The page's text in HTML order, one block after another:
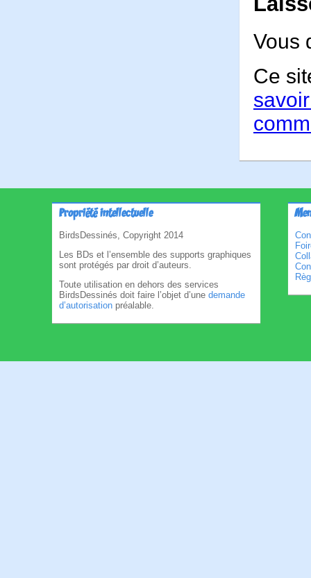
Vous
Ce
Propriété intellectuelle
BirdsDessinés, Copyright 2014
Les BDs et l’ensemble des supports graphiques
sont protégés par droit d’auteurs.
Toute utilisation en dehors des services
BirdsDessinés doit faire l’objet d’une demande
d’autorisation préalable.